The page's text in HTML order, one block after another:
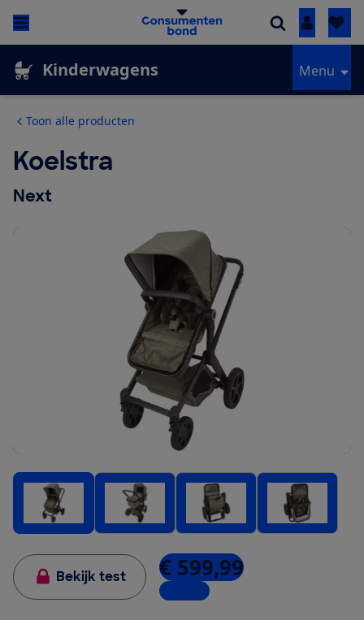
Inloggen
Kinderwagens Menu
Toon alle producten
Koelstra
Next
Bekijk test € 599,99
1 winkel